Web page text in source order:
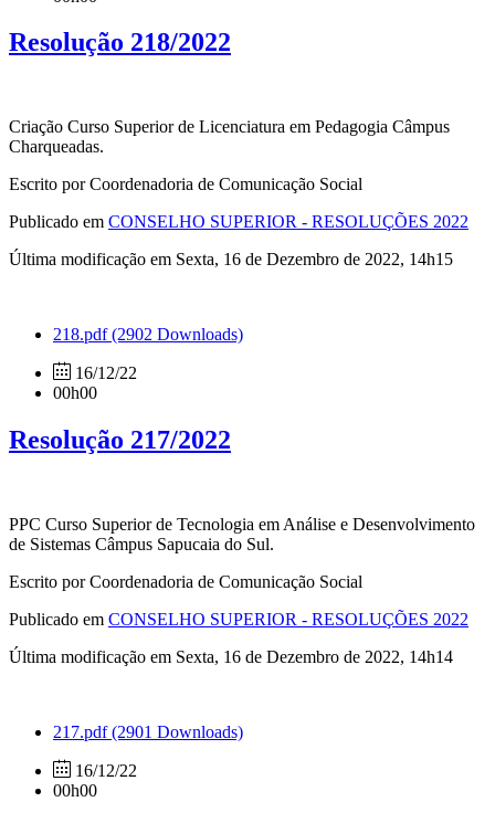
Resolução 218/2022
Criação Curso Superior de Licenciatura em Pedagogia Câmpus
Charqueadas.
Escrito por Coordenadoria de Comunicação Social
Publicado em CONSELHO SUPERIOR - RESOLUÇÕES 2022
Última modificação em Sexta, 16 de Dezembro de 2022, 14h15
218.pdf(2902 Downloads)
16/12/22
00h00
Resolução 217/2022
PPC Curso Superior de Tecnologia em Análise e Desenvolvimento
de Sistemas Câmpus Sapucaia do Sul.
Escrito por Coordenadoria de Comunicação Social
Publicado em CONSELHO SUPERIOR - RESOLUÇÕES 2022
Última modificação em Sexta, 16 de Dezembro de 2022, 14h14
217.pdf(2901 Downloads)
16/12/22
00h00